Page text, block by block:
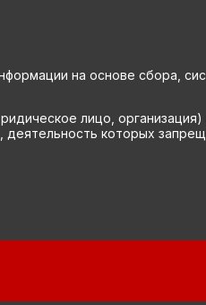
на основе сбора,
лицо,
которых